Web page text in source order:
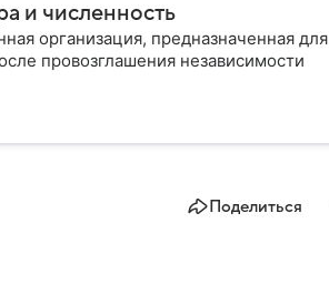
и численность
организация, предназначенная для
провозглашения независимости
Поделиться